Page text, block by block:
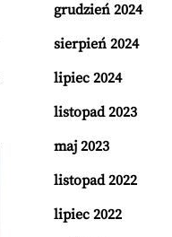
grudzień 2024
sierpień 2024
lipiec 2024
listopad 2023
maj 2023
listopad 2022
lipiec 2022